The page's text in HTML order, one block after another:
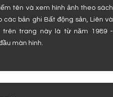
tên và xem hình ảnh theo sách
các bản ghi Bất động sản, Liên và
trên trang này là từ năm 1989 -
màn hình.